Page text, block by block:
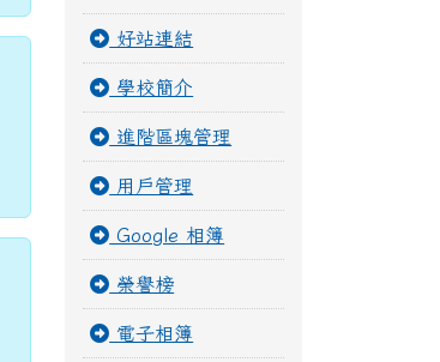
好站連結
學校簡介
進階區塊管理
用戶管理
Google 相簿
榮譽榜
電子相簿